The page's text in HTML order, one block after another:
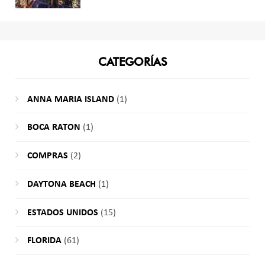
CATEGORÍAS
ANNA MARIA ISLAND(1)
BOCA RATON (1)
COMPRAS (2)
DAYTONA BEACH (1)
ESTADOS UNIDOS (15)
FLORIDA(61)